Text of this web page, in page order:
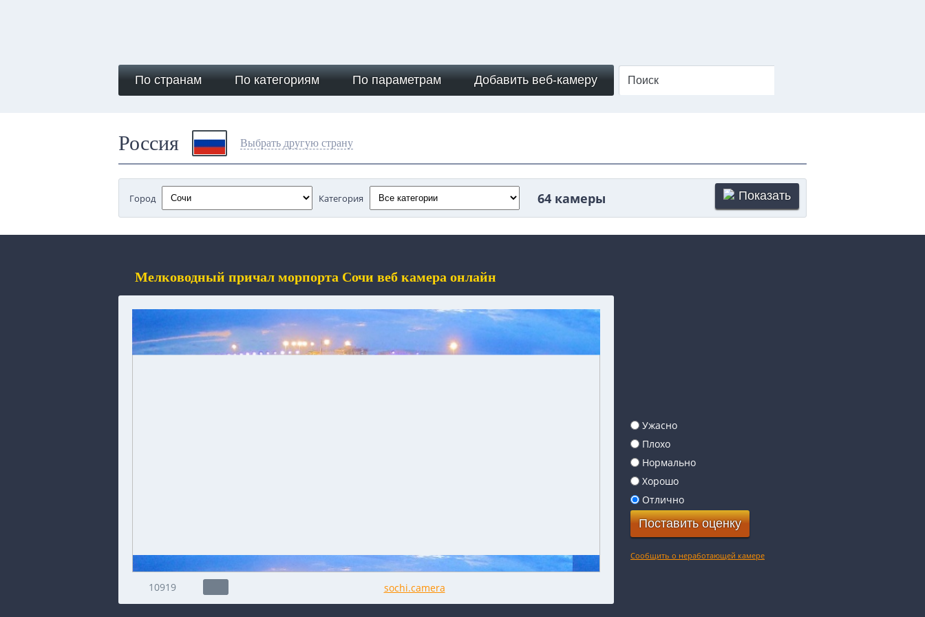
По странам По категориям По параметрам Добавить веб-камеру
Россия Выбрать другую страну
Город Категория 64 камеры Показать
Мелководный причал морпорта Сочи веб камера онлайн
10919 sochi.camera
Ужасно
Плохо
Нормально
Хорошо
Отлично
Сообщить о неработающей камере